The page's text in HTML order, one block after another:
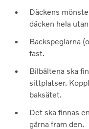
Däckens
däcken hela
Backspeglarna
fast.
Bilbältena ska
sittplatser.
baksätet.
Det ska finnas
gärna fram den.